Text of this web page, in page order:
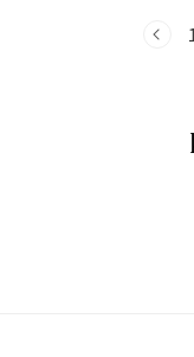
약금을 지불합니다. 이
플레이션'이라는 끔찍
수 있었습니다 . 이번 시
를 송두리째 파괴하는